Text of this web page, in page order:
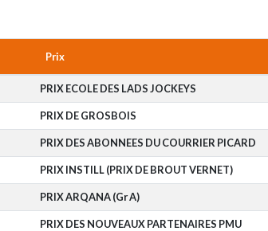
Prix
PRIX ECOLE DES LADS JOCKEYS
PRIX DE GROSBOIS
PRIX DES ABONNEES DU COURRIER PICARD
PRIX INSTILL (PRIX DE BROUT VERNET)
PRIX ARQANA (Gr A)
PRIX DES NOUVEAUX PARTENAIRES PMU